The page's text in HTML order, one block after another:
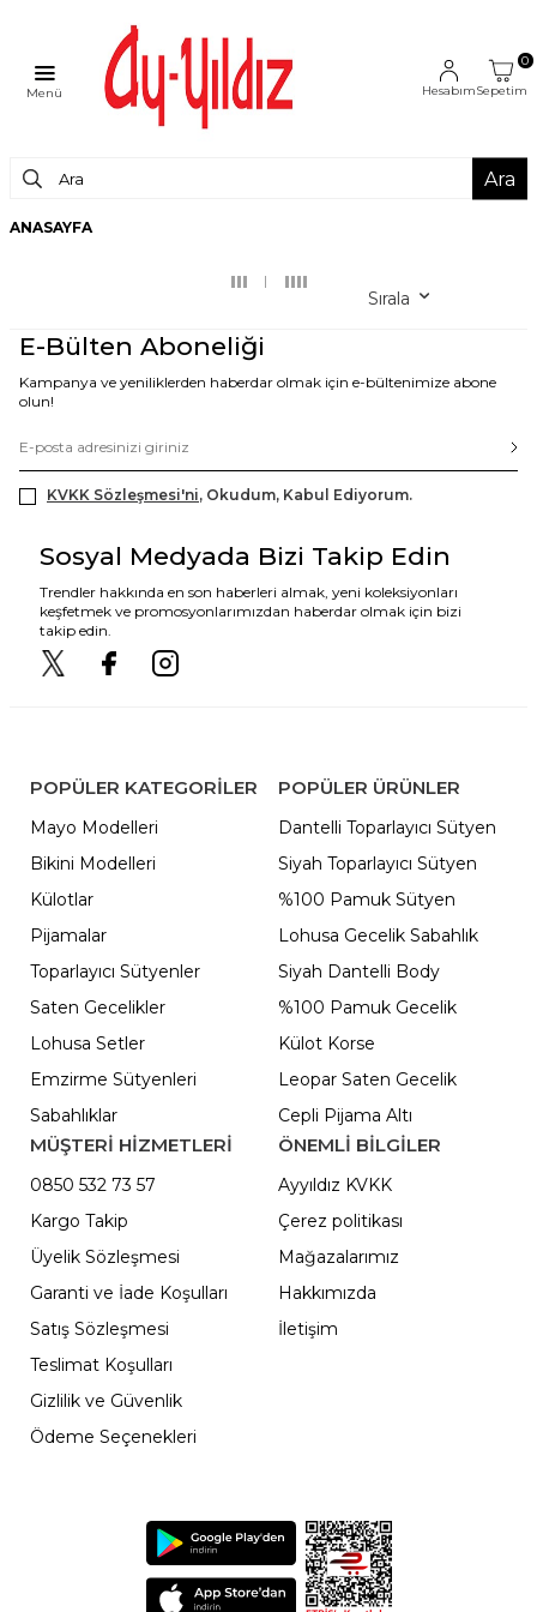
Menü Hesabım
0
Sepetim
Ara
ANASAYFA
Sırala
E-Bülten Aboneliği
Kampanya ve yeniliklerden haberdar olmak için e-bültenimize abone
olun!
KVKK Sözleşmesi'ni, Okudum, Kabul Ediyorum.
Sosyal Medyada Bizi Takip Edin
Trendler hakkında en son haberleri almak, yeni koleksiyonları
keşfetmek ve promosyonlarımızdan haberdar olmak için bizi
takip edin.
POPÜLER KATEGORILER
Mayo Modelleri
Bikini Modelleri
Külotlar
Pijamalar
Toparlayıcı Sütyenler
Saten Gecelikler
Lohusa Setler
Emzirme Sütyenleri
Sabahlıklar
POPÜLER ÜRÜNLER
Dantelli Toparlayıcı Sütyen
Siyah Toparlayıcı Sütyen
%100 Pamuk Sütyen
Lohusa Gecelik Sabahlık
Siyah Dantelli Body
%100 Pamuk Gecelik
Külot Korse
Leopar Saten Gecelik
Cepli Pijama Altı
MÜŞTERİ HİZMETLERİ
0850 532 73 57
Kargo Takip
Üyelik Sözleşmesi
Garanti ve İade Koşulları
Satış Sözleşmesi
Teslimat Koşulları
Gizlilik ve Güvenlik
Ödeme Seçenekleri
ÖNEMLI BILGILER
Ayyıldız KVKK
Çerez politikası
Mağazalarımız
Hakkımızda
İletişim